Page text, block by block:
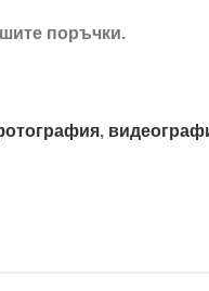
поръчки.
,